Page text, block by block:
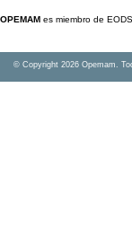
OPEMAM es miembro de
© Copyright 2026 Opemam.